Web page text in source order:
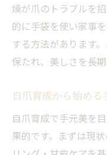
燥が爪のトラブルを
的に手袋を使い家事
する方法があります
保たれ、美しさを長期
自爪育成から始め
自爪育成で手元美を
果的です。まずは現